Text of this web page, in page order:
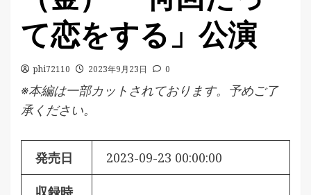
て恋をする」公演
phi72110 2023年9月23日 0
※本編は一部カットされております。予めご了
承ください。
発売日 2023-09-23 00:00:00
収録時